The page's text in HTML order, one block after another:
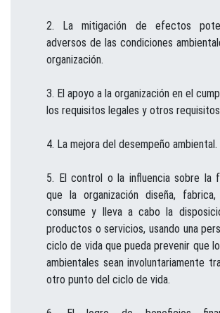
La mitigación de efectos
adversos de las condiciones
organización.
El apoyo a la organización en el
los requisitos legales y otros
La mejora del desempeño ambiental.
El control o la influencia sobre la
que la organización diseña, fabrica,
consume y lleva a cabo la
productos o servicios, usando una
ciclo de vida que pueda prevenir que
ambientales sean involuntariamente
otro punto del ciclo de vida.